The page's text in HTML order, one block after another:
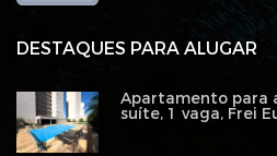
DESTAQUES PARA ALUGAR
Apartamento para
suíte, 1 vaga, Frei